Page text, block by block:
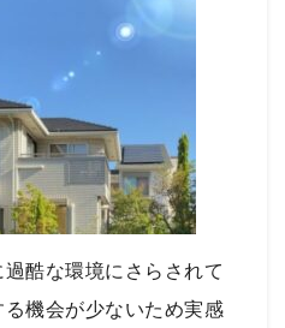
酷な環境にさらされて
機会が少ないため実感